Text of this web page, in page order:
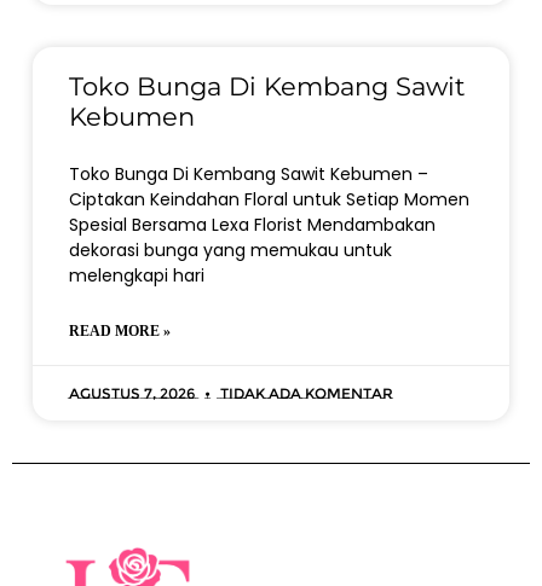
Toko Bunga Di Kembang Sawit
Kebumen
Toko Bunga Di Kembang Sawit Kebumen –
Ciptakan Keindahan Floral untuk Setiap Momen
Spesial Bersama Lexa Florist Mendambakan
dekorasi bunga yang memukau untuk
melengkapi hari
READ MORE »
Agustus 7, 2026 Tidak ada komentar